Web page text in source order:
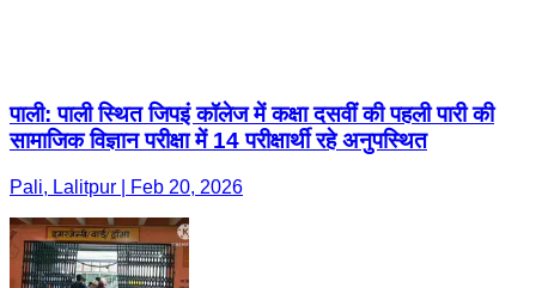
पाली: पाली स्थित जिपइं कॉलेज में कक्षा दसवीं की पहली पारी की
सामाजिक विज्ञान परीक्षा में 14 परीक्षार्थी रहे अनुपस्थित
Pali, Lalitpur | Feb 20, 2026